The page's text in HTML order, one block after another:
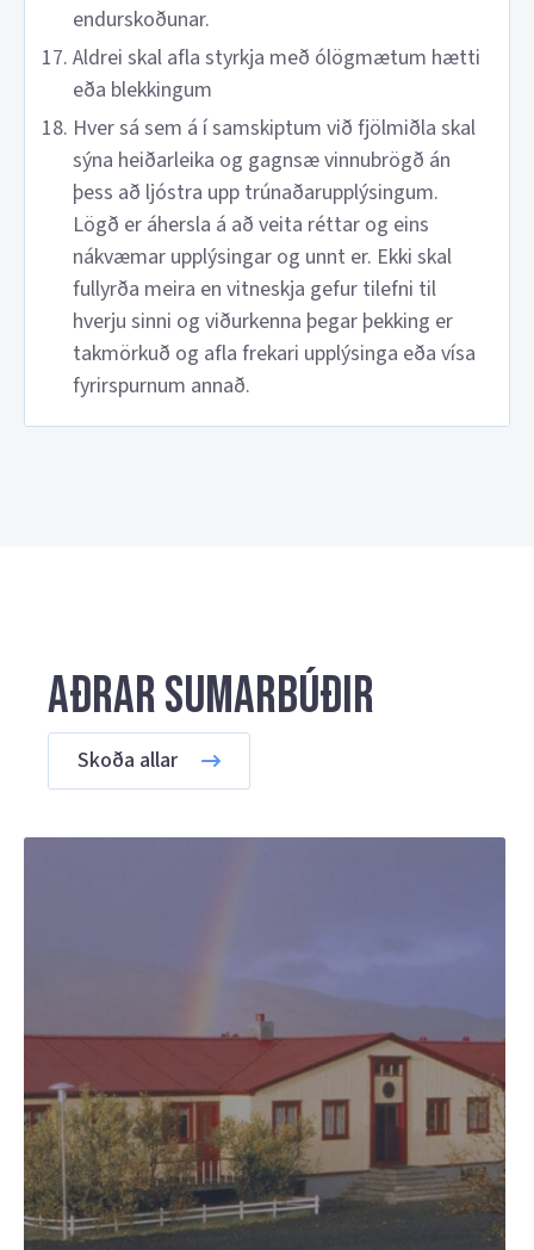
endurskoðunar.
Aldrei skal afla styrkja með ólögmætum hætti
eða blekkingum
Hver sá sem á í samskiptum við fjölmiðla skal
sýna heiðarleika og gagnsæ vinnubrögð án
þess að ljóstra upp trúnaðarupplýsingum.
Lögð er áhersla á að veita réttar og eins
nákvæmar upplýsingar og unnt er. Ekki skal
fullyrða meira en vitneskja gefur tilefni til
hverju sinni og viðurkenna þegar þekking er
takmörkuð og afla frekari upplýsinga eða vísa
fyrirspurnum annað.
Aðrar sumarbúðir
Skoða allar